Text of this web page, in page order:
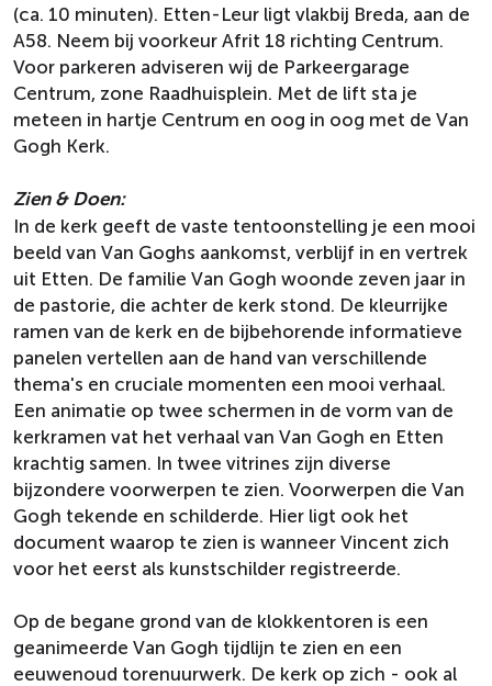
(ca. 10 minuten). Etten-Leur ligt vlakbij Breda, aan de
A58. Neem bij voorkeur Afrit 18 richting Centrum.
Voor parkeren adviseren wij de Parkeergarage
Centrum, zone Raadhuisplein. Met de lift sta je
meteen in hartje Centrum en oog in oog met de Van
Gogh Kerk.
Zien & Doen:
In de kerk geeft de vaste tentoonstelling je een mooi
beeld van Van Goghs aankomst, verblijf in en vertrek
uit Etten. De familie Van Gogh woonde zeven jaar in
de pastorie, die achter de kerk stond. De kleurrijke
ramen van de kerk en de bijbehorende informatieve
panelen vertellen aan de hand van verschillende
thema's en cruciale momenten een mooi verhaal.
Een animatie op twee schermen in de vorm van de
kerkramen vat het verhaal van Van Gogh en Etten
krachtig samen. In twee vitrines zijn diverse
bijzondere voorwerpen te zien. Voorwerpen die Van
Gogh tekende en schilderde. Hier ligt ook het
document waarop te zien is wanneer Vincent zich
voor het eerst als kunstschilder registreerde.
Op de begane grond van de klokkentoren is een
geanimeerde Van Gogh tijdlijn te zien en een
eeuwenoud torenuurwerk. De kerk op zich - ook al